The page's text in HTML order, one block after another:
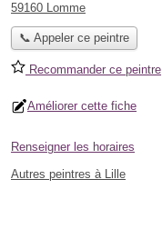
59160 Lomme
📞 Appeler ce peintre
Recommander ce peintre
Améliorer cette fiche
Renseigner les horaires
Autres peintres à Lille